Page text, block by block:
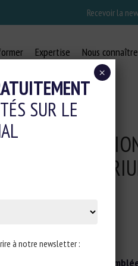
Recevoir la
Expertise Nous connaître
À LA
DE
sur le site de l’
SUR LE
à notre newsletter :
×